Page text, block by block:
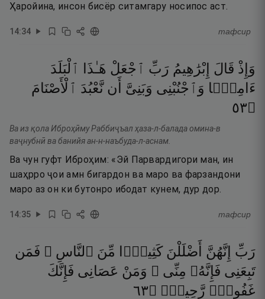
Ҳаройина, инсон бисёр ситамгару носипос аст.
14:34 тафсир
وَإِذْ قَالَ إِبْرَٰهِيمُ رَبِّ ٱجْعَلْ هَـٰذَا
ٱلْبَلَدَ
ءَامِنًۭا وَٱجْنُبْنِى وَبَنِىَّ أَن نَّعْبُدَ ٱلْأَصْنَامَ
۝٣٥
Ва из қола Иброҳӣму Раббиҷъал ҳаза-л-балада омина-в
ваҷнубнӣ ва банийя ан-н-наъбуда-л-аснам.
Ва чун гуфт Иброҳим: «Эй Парвардигори ман, ин
шаҳрро ҷои амн бигардон ва маро ва фарзандони
маро аз он ки бутонро ибодат кунем, дур дор.
14:35 тафсир
رَبِّ إِنَّهُنَّ أَضْلَلْنَ كَثِيرًۭا مِّنَ ٱلنَّاسِ ۖ فَمَن
تَبِعَنِى فَإِنَّهُۥ مِنِّى ۖ وَمَنْ عَصَانِى فَإِنَّكَ
غَفُورٌۭ رَّحِيمٌۭ ۝٣٦